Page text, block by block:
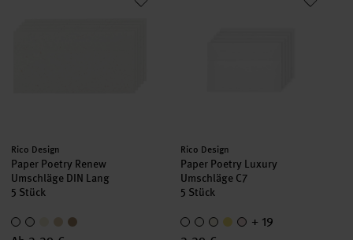
Hersteller:
Rico Design
Paper Poetry Renew
Umschläge DIN Lang
5 Stück
Hersteller:
Rico Design
Paper Poetry Luxury
Umschläge C7
5 Stück
+ 19